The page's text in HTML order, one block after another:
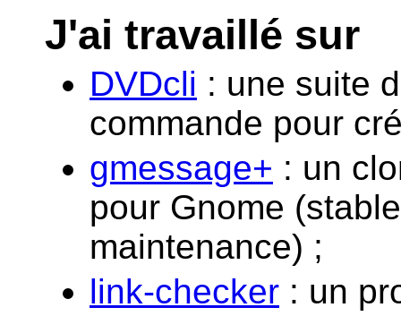
J'ai travaillé sur
DVDcli : une suite
commande pour
gmessage+ : un
pour Gnome
maintenance) ;
link-checker : un